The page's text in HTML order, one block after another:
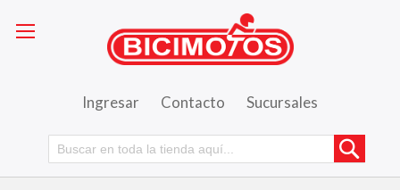
Ingresar Contacto Sucursales